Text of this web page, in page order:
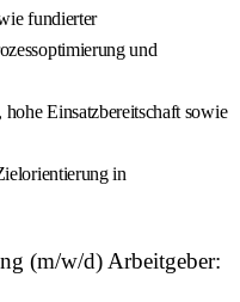
fundierter
und
Einsatzbereitschaft sowie
in
(m/w/d) Arbeitgeber: